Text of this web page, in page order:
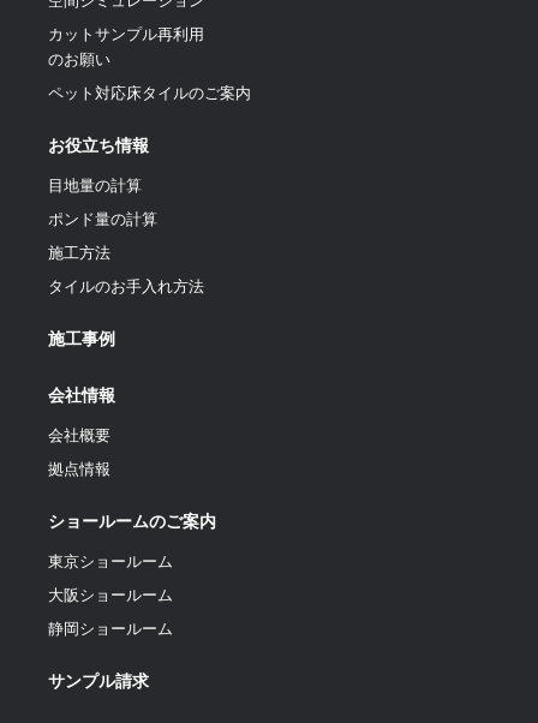
カットサンプル再利用
のお願い
ペット対応床タイルのご案内
お役立ち情報
目地量の計算
ポンド量の計算
施工方法
タイルのお手入れ方法
施工事例
会社情報
会社概要
拠点情報
ショールームのご案内
東京ショールーム
大阪ショールーム
静岡ショールーム
サンプル請求